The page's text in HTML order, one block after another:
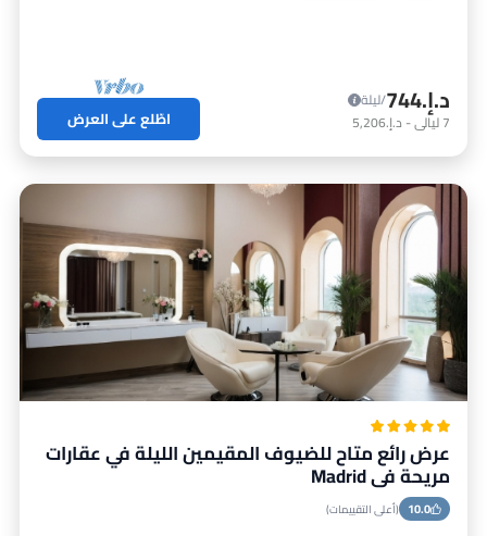
د.إ.‏744
/ليلة
7ليالي- د.إ.‏5,206 اطّلع على العرض
عرض رائع متاح للضيوف المقيمين الليلة في عقارات
مريحة في Madrid
10.0 (أعلى التقييمات)